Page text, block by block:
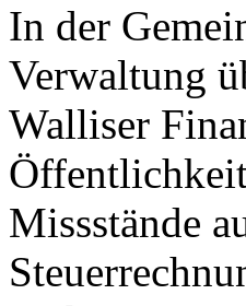
In der
Verwaltung
Walliser
Missstände